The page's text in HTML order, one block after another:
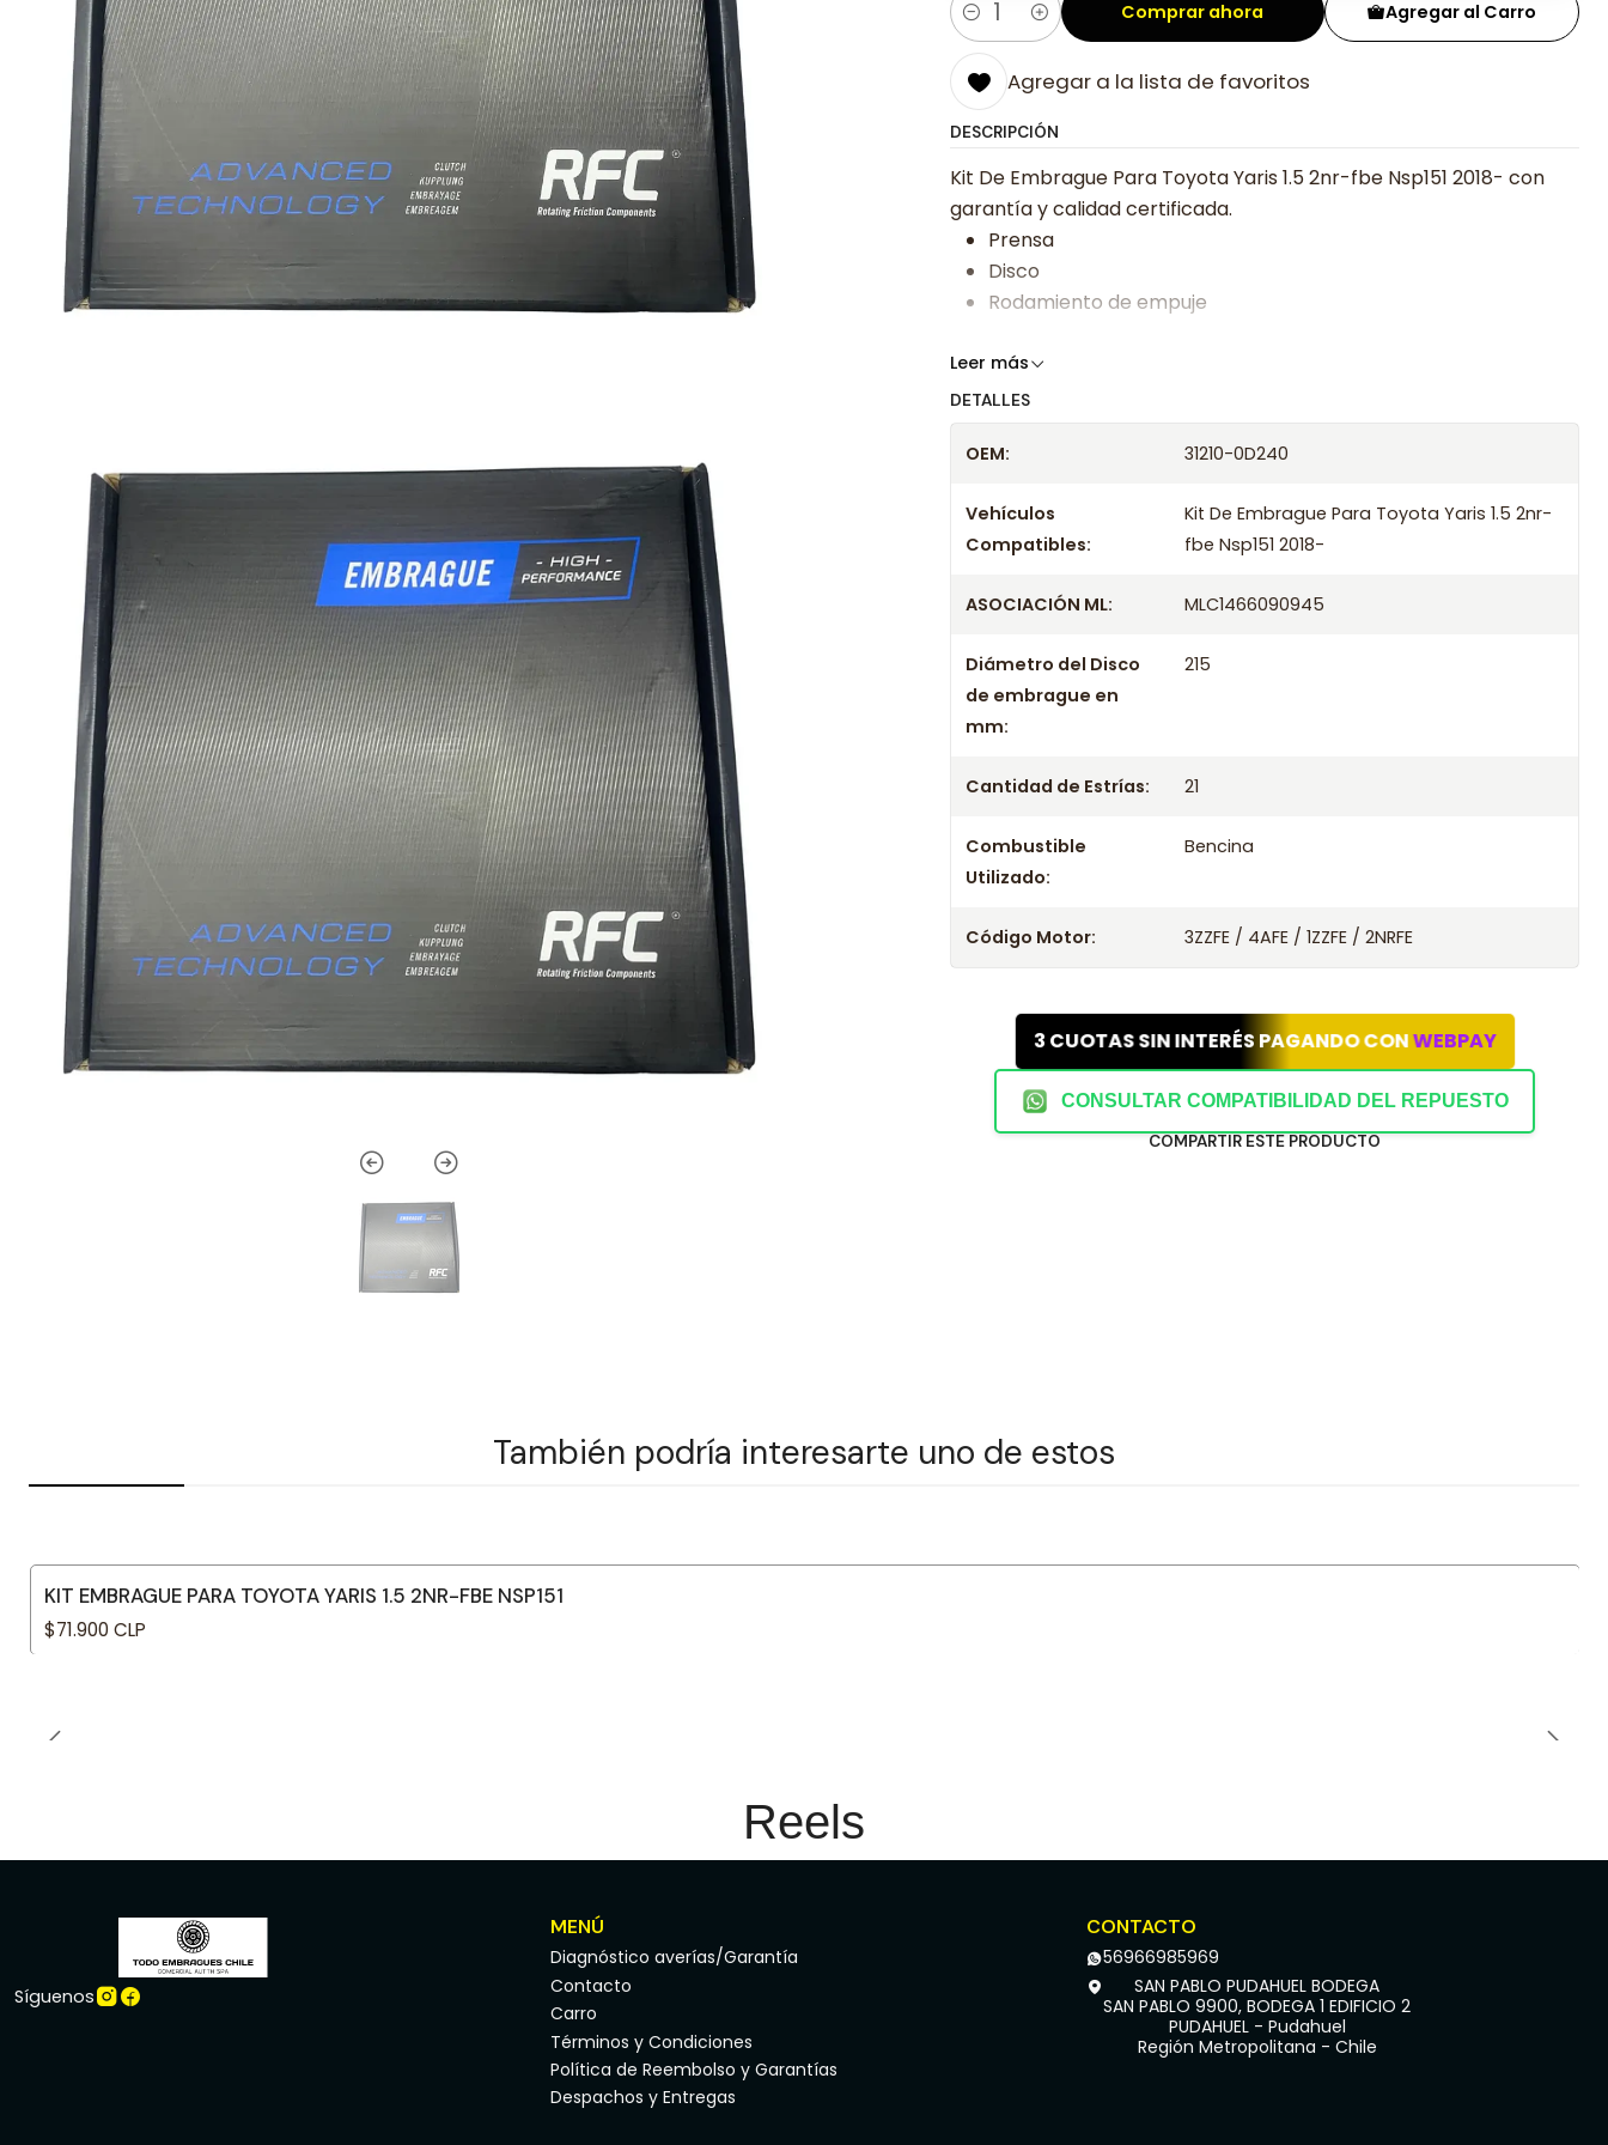
Cantidad
Agregar al Carro
Comprar ahora
Agregar a la lista de favoritos
DESCRIPCIÓN
Kit De Embrague Para Toyota Yaris 1.5 2nr-fbe Nsp151 2018- con
garantía y calidad certificada.
Prensa
Disco
Rodamiento de empuje
Somos especialistas en embragues desde 2019, ofreciendo precios
confirmación.
Leer más
DETALLES
OEM: 31210-0D240
Vehículos
Compatibles:
Kit De Embrague Para Toyota Yaris 1.5 2nr-
fbe Nsp151 2018-
ASOCIACIÓN ML: MLC1466090945
Diámetro del Disco
de embrague en
mm:
215
Cantidad de Estrías: 21
Combustible
Utilizado:
Bencina
Código Motor: 3ZZFE / 4AFE / 1ZZFE / 2NRFE
3 CUOTAS SIN INTERÉS PAGANDO CONWEBPAY
CONSULTAR COMPATIBILIDAD DEL REPUESTO
COMPARTIR ESTE PRODUCTO
También podría interesarte uno de estos
KIT EMBRAGUE PARA TOYOTA YARIS 1.5 2NR-FBE NSP151
$71.900 CLP
Reels
Síguenos
MENÚ
Diagnóstico averías/Garantía
Contacto
Carro
Términos y Condiciones
Política de Reembolso y Garantías
Despachos y Entregas
CONTACTO
56966985969
SAN PABLO PUDAHUEL BODEGA
SAN PABLO 9900, BODEGA 1 EDIFICIO 2
PUDAHUEL - Pudahuel
Región Metropolitana - Chile